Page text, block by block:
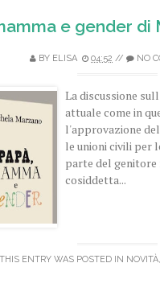
e gender di
BY ELISA 04:52 // NO
La discussione
attuale come in
l'approvazione
le unioni civili per
parte del
cosiddetta...
ENTRY WAS POSTED IN NOVITÀ,